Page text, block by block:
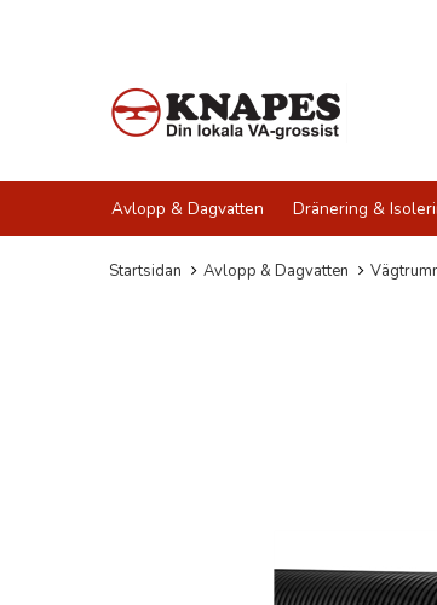
Avlopp & Dagvatten Dränering &
Startsidan Avlopp & Dagvatten